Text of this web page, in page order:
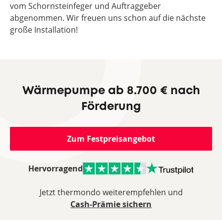
vom Schornsteinfeger und Auftraggeber
abgenommen. Wir freuen uns schon auf die nächste
große Installation!
Wärmepumpe ab 8.700 € nach
Förderung
Zum Festpreisangebot
Hervorragend
Jetzt thermondo weiterempfehlen und
Cash-Prämie sichern